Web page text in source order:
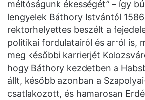
méltóságunk ékességét” – így
lengyelek Báthory Istvántól
rektorhelyettes beszélt a
politikai fordulatairól és arról is,
meg későbbi karrierjét
hogy Báthory kezdetben a
állt, később azonban a
csatlakozott, és hamarosan